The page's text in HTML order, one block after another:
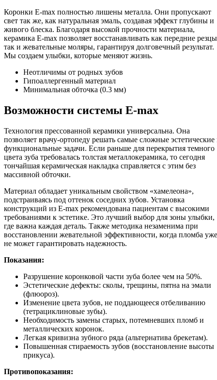
Коронки E-max полностью лишены металла. Они пропускают
свет так же, как натуральная эмаль, создавая эффект глубины и
живого блеска. Благодаря высокой прочности материала,
керамика E-max позволяет восстанавливать как передние
так и жевательные моляры, гарантируя долговечный результат.
Мы создаем улыбки, которые меняют жизнь.
Неотличимы от родных зубов
Гипоаллергенный материал
Минимальная обточка (0.3 мм)
Возможности системы E-max
Технология прессованной керамики универсальна. Она
позволяет врачу-ортопеду решать самые сложные эстетические
функциональные задачи. Если раньше для перекрытия темного
цвета зуба требовалась толстая металлокерамика, то сегодня
тончайшая керамическая накладка справляется с этим без
массивной обточки.
Материал обладает уникальным свойством «хамелеона»,
подстраиваясь под оттенок соседних зубов. Установка
конструкций из E-max рекомендована пациентам с высокими
требованиями к эстетике. Это лучший выбор для зоны улыбки,
где важна каждая деталь. Также методика незаменима при
восстановлении жевательной эффективности, когда пломба уже
не может гарантировать надежность.
Показания:
Разрушение коронковой части зуба более чем на 50%.
Эстетические дефекты: сколы, трещины, пятна на эмали
(флюороз).
Изменение цвета зубов, не поддающееся отбеливанию
(тетрациклиновые зубы).
Необходимость замены старых, потемневших пломб и
металлических коронок.
Легкая кривизна зубного ряда (альтернатива брекетам).
Повышенная стираемость зубов (восстановление высоты
прикуса).
Противопоказания: